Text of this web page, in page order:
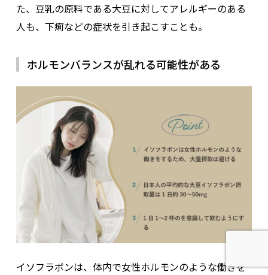
た、豆乳の原料である大豆に対してアレルギーのある
人も、下痢などの症状を引き起こすことも。
ホルモンバランスが乱れる可能性がある
イソフラボンは、体内で女性ホルモンのような働きを